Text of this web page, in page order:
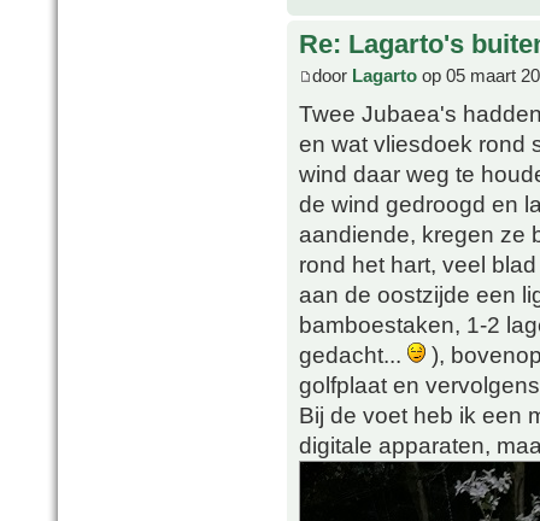
Re: Lagarto's
door Lagarto op 05 maart
Twee Jubaea's
en wat vliesdoek rond
wind daar weg te
de wind gedroogd en
aandiende, kregen ze
rond het hart, veel
aan de oostzijde een
bamboestaken, 1-2
gedacht...
),
golfplaat en
Bij de voet heb ik een
digitale apparaten,